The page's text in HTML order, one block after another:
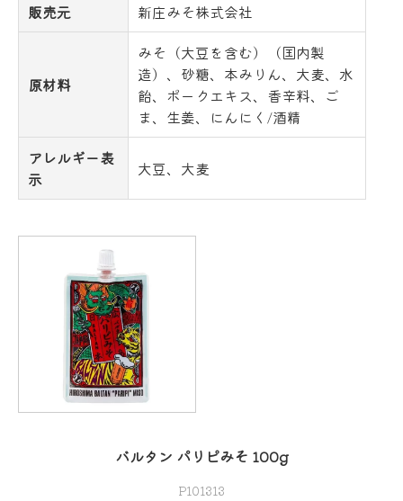
販売元
新庄みそ株式会社
原材料
みそ（大豆を含む）（国内製
造）、砂糖、本みりん、大麦、水
飴、ポークエキス、香辛料、ご
ま、生姜、にんにく/酒精
アレルギー表
示
大豆、大麦
バルタン パリピみそ 100g
P101313